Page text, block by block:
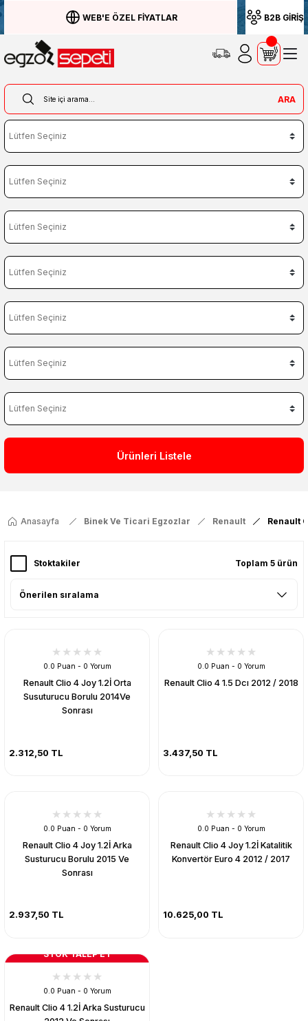
WEB'E ÖZEL FİYATLAR B2B GİRİŞ
ARA
Ürünleri Listele
Anasayfa Binek Ve Ticari Egzozlar Renault Renault
Stoktakiler Toplam 5 ürün
0.0 Puan - 0 Yorum
Renault Clio 4 Joy 1.2İ Orta
Susuturucu Borulu 2014Ve
Sonrası
2.312,50 TL
0.0 Puan - 0 Yorum
Renault Clio 4 1.5 Dcı 2012 / 2018
3.437,50 TL
0.0 Puan - 0 Yorum
Renault Clio 4 Joy 1.2İ Arka
Susturucu Borulu 2015 Ve
Sonrası
2.937,50 TL
0.0 Puan - 0 Yorum
Renault Clio 4 Joy 1.2İ Katalitik
Konvertör Euro 4 2012 / 2017
10.625,00 TL
STOK TALEP ET
0.0 Puan - 0 Yorum
Renault Clio 4 1.2İ Arka Susturucu